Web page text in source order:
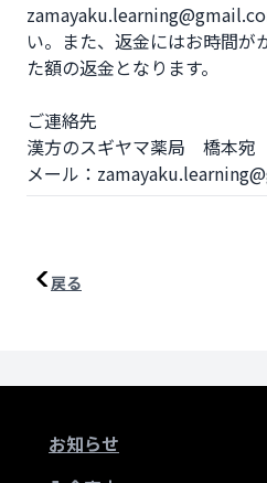
い。また、返金にはお時間が
た額の返金となります。
ご連絡先
漢方のスギヤマ薬局　橋本宛
メール：
戻る
お知らせ